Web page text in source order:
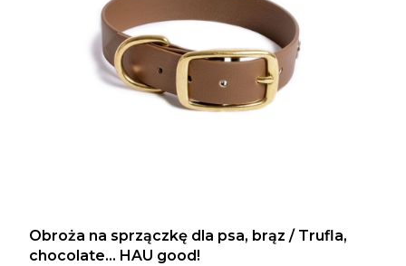
Obroża na sprzączkę dla psa, brąz / Trufla,
chocolate... HAU good!